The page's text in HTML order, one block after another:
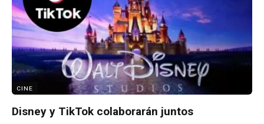
CINE
Disney y TikTok colaborarán juntos